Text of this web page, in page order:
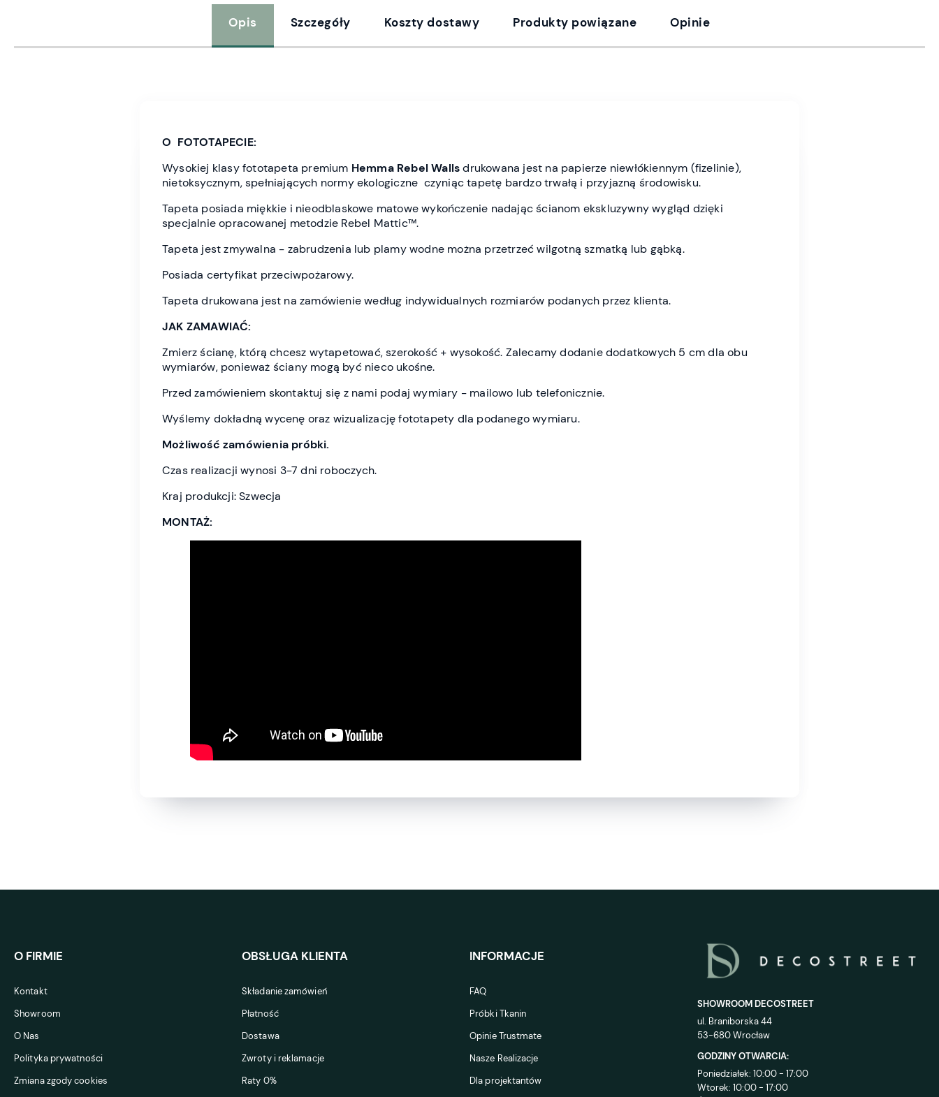
Opis Szczegóły Koszty dostawy Produkty powiązane Opinie
O FOTOTAPECIE:
Wysokiej klasy fototapeta premium Hemma Rebel Wallsdrukowana jest na papierze niewłókiennym (fizelinie),
nietoksycznym, spełniających normy ekologiczne czyniąc tapetę bardzo trwałą i przyjazną środowisku.
Tapeta posiada miękkie i nieodblaskowe matowe wykończenie nadając ścianom ekskluzywny wygląd dzięki
specjalnie opracowanej metodzie Rebel Mattic™.
Tapeta jest zmywalna - zabrudzenia lub plamy wodne można przetrzeć wilgotną szmatką lub gąbką.
Posiada certyfikat przeciwpożarowy.
Tapeta drukowana jest na zamówienie według indywidualnych rozmiarów podanych przez klienta.
JAK ZAMAWIAĆ:
Zmierz ścianę, którą chcesz wytapetować, szerokość + wysokość. Zalecamy dodanie dodatkowych 5 cm dla obu
wymiarów, ponieważ ściany mogą być nieco ukośne.
Przed zamówieniem skontaktuj się z nami podaj wymiary - mailowo lub telefonicznie.
Wyślemy dokładną wycenę oraz wizualizację fototapety dla podanego wymiaru.
Możliwość zamówienia próbki.
Czas realizacji wynosi 3-7 dni roboczych.
Kraj produkcji: Szwecja
MONTAŻ:
O FIRMIE
Kontakt
Showroom
O Nas
Polityka prywatności
Zmiana zgody cookies
OBSŁUGA KLIENTA
Składanie zamówień
Płatność
Dostawa
Zwroty i reklamacje
Raty 0%
INFORMACJE
FAQ
Próbki Tkanin
Opinie Trustmate
Nasze Realizacje
Dla projektantów
SHOWROOM DECOSTREET
ul. Braniborska 44
53-680 Wrocław
GODZINY OTWARCIA:
Poniedziałek: 10:00 - 17:00
Wtorek: 10:00 - 17:00